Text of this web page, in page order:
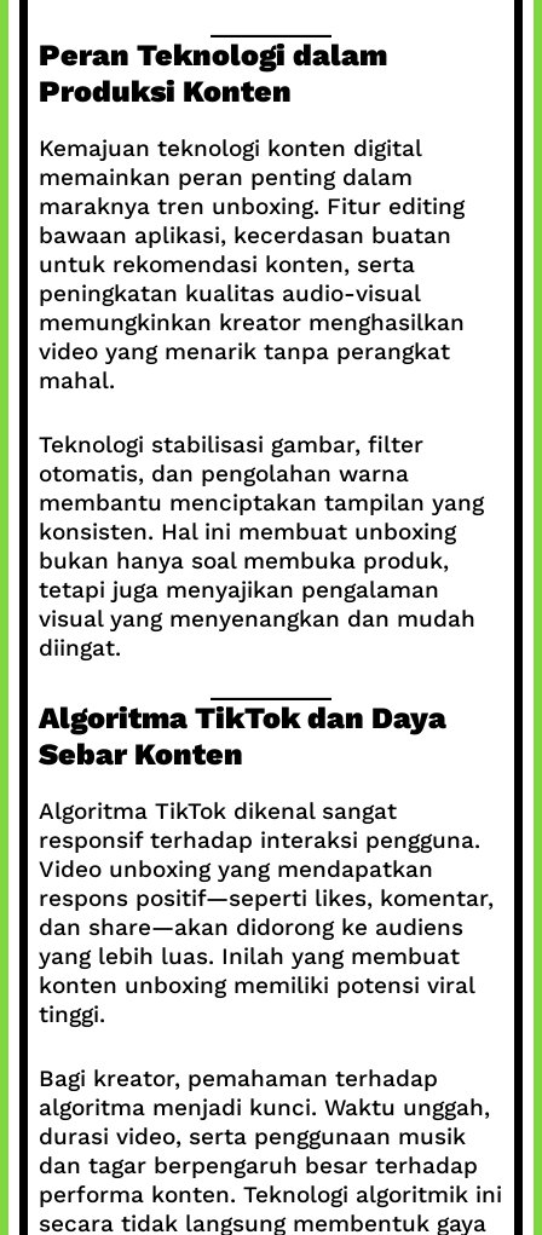
Peran Teknologi dalam
Produksi Konten
Kemajuan teknologi konten digital
memainkan peran penting dalam
maraknya tren unboxing. Fitur editing
bawaan aplikasi, kecerdasan buatan
untuk rekomendasi konten, serta
peningkatan kualitas audio-visual
memungkinkan kreator menghasilkan
video yang menarik tanpa perangkat
mahal.
Teknologi stabilisasi gambar, filter
otomatis, dan pengolahan warna
membantu menciptakan tampilan yang
konsisten. Hal ini membuat unboxing
bukan hanya soal membuka produk,
tetapi juga menyajikan pengalaman
visual yang menyenangkan dan mudah
diingat.
Algoritma TikTok dan Daya
Sebar Konten
Algoritma TikTok dikenal sangat
responsif terhadap interaksi pengguna.
Video unboxing yang mendapatkan
respons positif—seperti likes, komentar,
dan share—akan didorong ke audiens
yang lebih luas. Inilah yang membuat
konten unboxing memiliki potensi viral
tinggi.
Bagi kreator, pemahaman terhadap
algoritma menjadi kunci. Waktu unggah,
durasi video, serta penggunaan musik
dan tagar berpengaruh besar terhadap
performa konten. Teknologi algoritmik ini
secara tidak langsung membentuk gaya